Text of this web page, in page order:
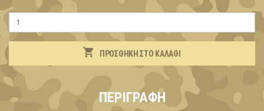
ΠΡΟΣΘΉΚΗ ΣΤΟ ΚΑΛΆΘΙ
ΠΕΡΙΓΡΑΦΉ